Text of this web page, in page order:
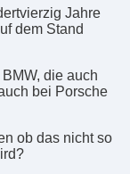
Jahre
dem Stand
die auch
bei Porsche
ob das nicht so